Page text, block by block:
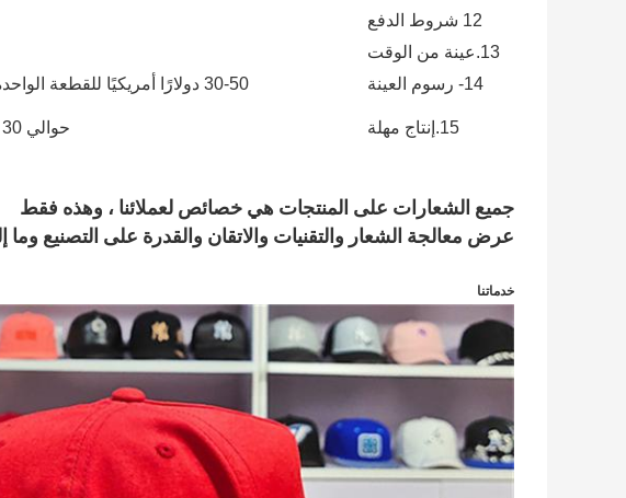
12 شروط الدفع
13.عينة من الوقت
14- رسوم العينة
30-50 دولارًا أمريكيًا للقطعة الواحدة.سنعود لك رسوم العينة بمجرد وضع النظام
15.إنتاج مهلة حوالي 30 يومًا بعد تأكيد الطلب أو الموافقة على العينة
جميع الشعارات على المنتجات هي خصائص لعملائنا ، وهذه فقط
عرض معالجة الشعار والتقنيات والاتقان والقدرة على التصنيع وما
خدماتنا